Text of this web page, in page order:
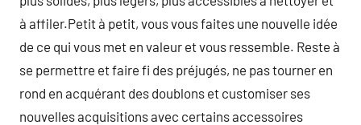
à affiler.Petit à petit, vous vous faites une nouvelle idée
de ce qui vous met en valeur et vous ressemble. Reste à
se permettre et faire fi des préjugés, ne pas tourner en
rond en acquérant des doublons et customiser ses
nouvelles acquisitions avec certains accessoires